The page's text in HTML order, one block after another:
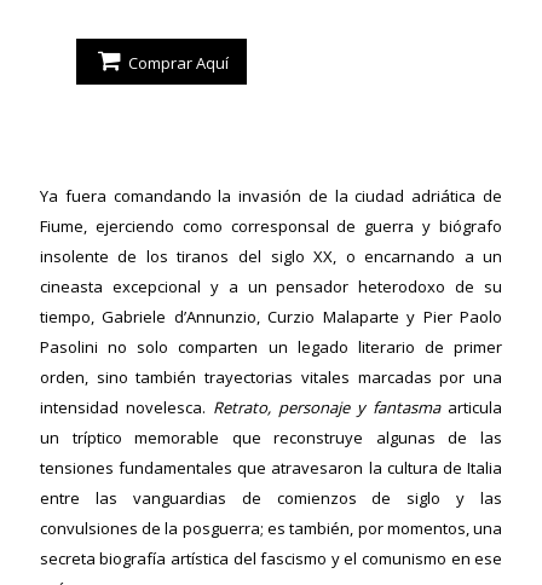
Comprar Aquí
Ya fuera comandando la invasión de la ciudad adriática de
Fiume, ejerciendo como corresponsal de guerra y biógrafo
insolente de los tiranos del siglo XX, o encarnando a un
cineasta excepcional y a un pensador heterodoxo de su
tiempo, Gabriele d’Annunzio, Curzio Malaparte y Pier Paolo
Pasolini no solo comparten un legado literario de primer
orden, sino también trayectorias vitales marcadas por una
intensidad novelesca. Retrato, personaje y fantasma articula
un tríptico memorable que reconstruye algunas de las
tensiones fundamentales que atravesaron la cultura de Italia
entre las vanguardias de comienzos de siglo y las
convulsiones de la posguerra; es también, por momentos, una
secreta biografía artística del fascismo y el comunismo en ese